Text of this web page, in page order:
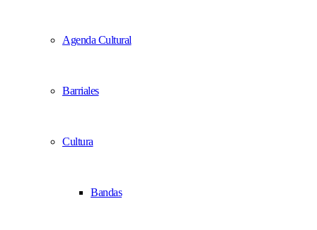
Agenda Cultural
Barriales
Cultura
Bandas